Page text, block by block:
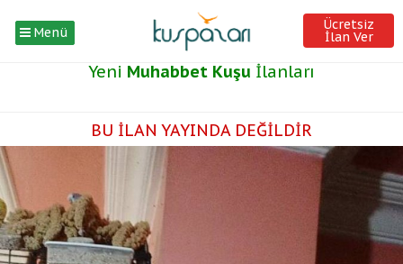
Menü Ücretsiz
İlan Ver
Yeni Muhabbet Kuşu İlanları
BU İLAN YAYINDA DEĞİLDİR